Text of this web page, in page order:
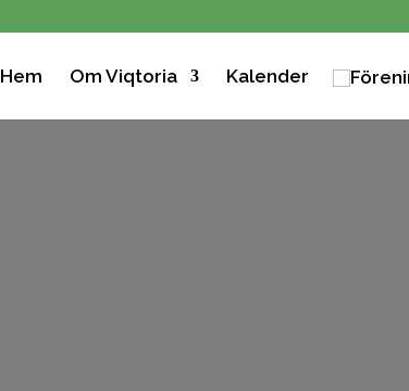
Hem Om Viqtoria Kalender